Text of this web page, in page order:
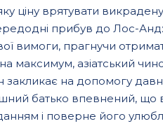
ціну врятувати
прибув до Лос-
вимоги, прагнучи
максимум, азіатський
закликає на допомогу
батько впевнений, що
і поверне його